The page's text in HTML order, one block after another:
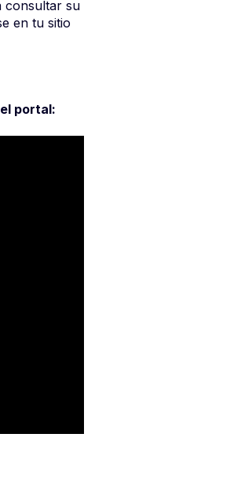
consultar su
en tu sitio
portal: